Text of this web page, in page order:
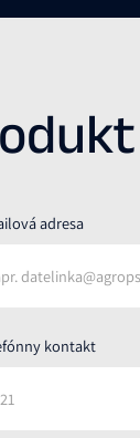
adresa
kontakt